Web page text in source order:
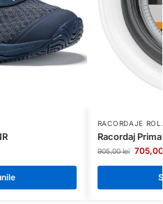
RACORDAJE
Racordaj
905,00lei